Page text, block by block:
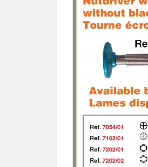
TOURNEVIS
Tournevis
TOURNE-ÉCROUS
Tourne-écrous
Lames
FRAISES - TARAUDS -
FORÊTS